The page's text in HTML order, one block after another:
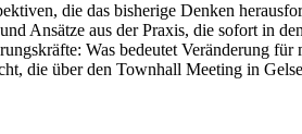
die das bisherige Denken
Ansätze aus der Praxis, die sofort in
Was bedeutet Veränderung für
die über den Townhall Meeting in